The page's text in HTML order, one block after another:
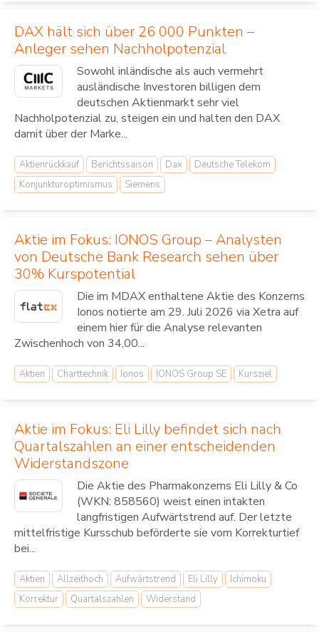
DAX hält sich über 26 000 Punkten –
Anleger sehen Nachholpotenzial
Sowohl inländische als auch vermehrt
ausländische Investoren billigen dem
deutschen Aktienmarkt sehr viel
Nachholpotenzial zu, steigen ein und halten den DAX
damit über der Marke...
Aktienrückkauf Berichtssaison Dax
Deutsche Telekom
Konjunkturoptimismus
Siemens
Aktie im Fokus: IONOS Group – Analysten
von Deutsche Bank Research sehen über
30% Kurspotential
Die im MDAX enthaltene Aktie des Konzerns
Ionos notierte am 29. Juli 2026 via Xetra auf
einem hier für die Analyse relevanten
Zwischenhoch von 34,00...
Aktien Charttechnik Ionos IONOS Group SE Kursziel
Aktie im Fokus: Eli Lilly befindet sich nach
Quartalszahlen an einer entscheidenden
Widerstandszone
Die Aktie des Pharmakonzerns Eli Lilly & Co
(WKN: 858560) weist einen intakten
langfristigen Aufwärtstrend auf. Der letzte
mittelfristige Kursschub beförderte sie vom Korrekturtief
bei...
Aktien Allzeithoch Aufwärtstrend Eli Lilly
Ichimoku
Korrektur
Quartalszahlen Widerstand